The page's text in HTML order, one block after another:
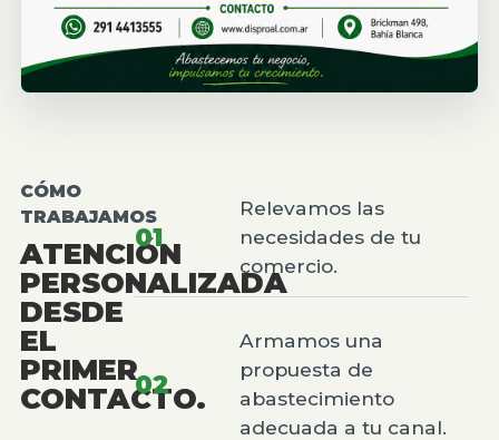
CÓMO
TRABAJAMOS
ATENCIÓN
PERSONALIZADA
DESDE
EL
PRIMER
CONTACTO.
01
Relevamos las
necesidades de tu
comercio.
02
Armamos una
propuesta de
abastecimiento
adecuada a tu canal.